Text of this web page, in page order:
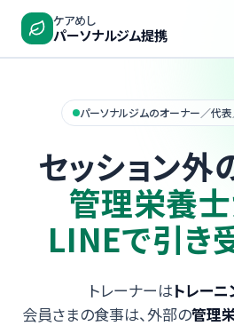
ケアめし
パーソナルジム提携
メリット
仕組み
15分相談
パーソナルジムのオーナー／代
セッション外
管理栄養
LINEで引き
トレーナーはトレー
会員さまの食事は、外部の管理